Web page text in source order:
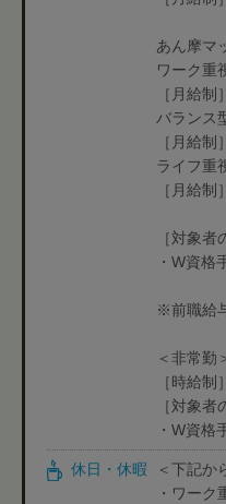
あん摩マ
ワーク重
［月給
バランス
［月給制
ライフ重
［月給
［対象者
・W資格
※前職給
＜非常勤
［時給
［対象者
・W資格
休日・休暇
＜下記か
・ワーク